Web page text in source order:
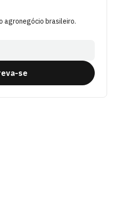
agronegócio brasileiro.
se